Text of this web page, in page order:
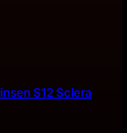
S12 Sclera